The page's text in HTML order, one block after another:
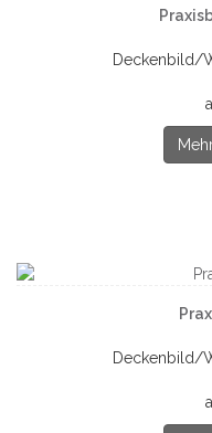
Deckenbild/
Deckenbild/